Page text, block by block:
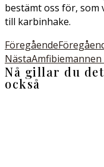
bestämt oss för,
till karbinhake.
Föregående
Nästa
Nå gillar du
också